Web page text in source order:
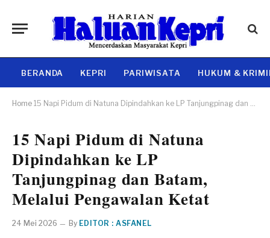
BERANDA KEPRI PARIWISATA HUKUM &
Home 15 Napi Pidum di Natuna Dipindahkan ke LP Tanjungpinag dan Batam, Melalui Pengawalan Ketat
15 Napi Pidum di Natuna
Dipindahkan ke LP
Tanjungpinag dan Batam,
Melalui Pengawalan Ketat
24 Mei 2026 By EDITOR : ASFANEL